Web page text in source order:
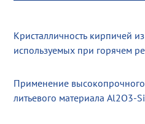
Кристалличность кирпичей
используемых при горячем
Применение
литьевого материала Al2O3-